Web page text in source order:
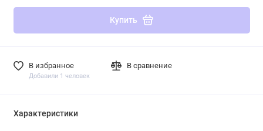
Купить
В избранное
Добавили 1 человек
В сравнение
Характеристики